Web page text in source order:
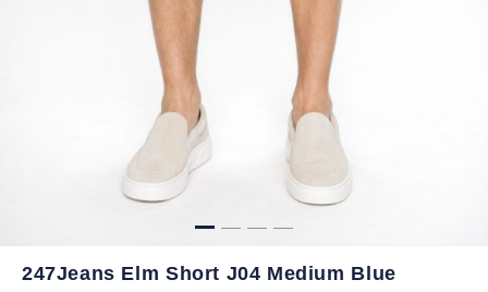
247Jeans Elm Short J04 Medium Blue